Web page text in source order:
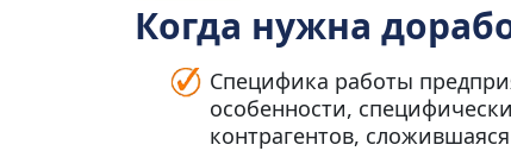
Когда нужна
Специфика работы
особенности,
контрагентов,